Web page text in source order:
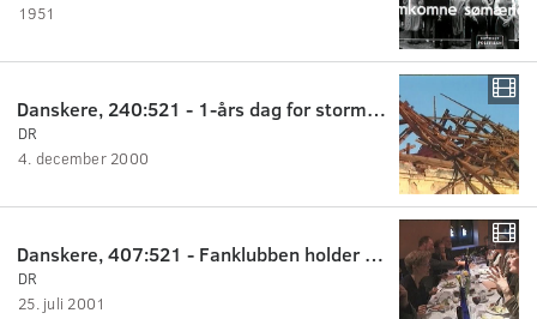
1951
Danskere, 240:521 - 1-års dag for stormen.
DR
4. december 2000
Danskere, 407:521 - Fanklubben holder fødselsdag.
DR
25. juli 2001